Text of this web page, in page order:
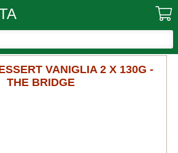
VANIGLIA 2 X 130G -
THE BRIDGE